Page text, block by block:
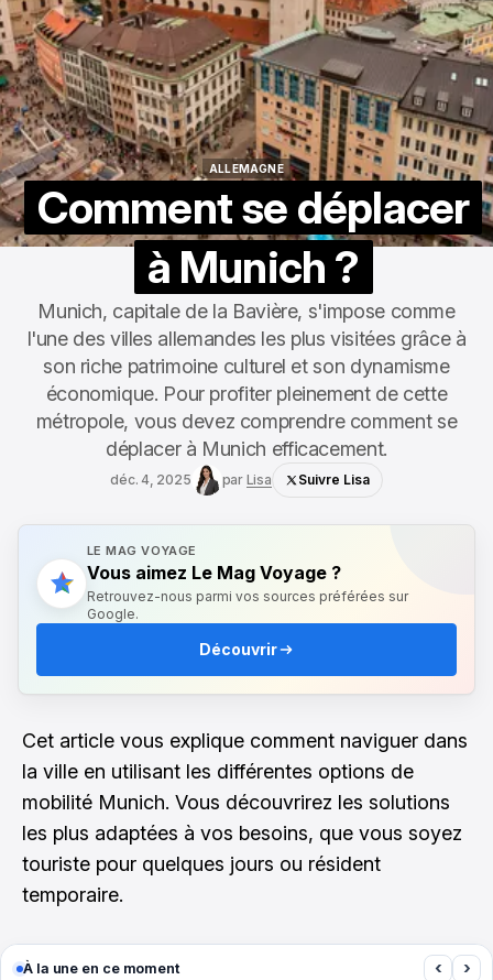
ALLEMAGNE
Comment se déplacer
à Munich ?
Munich, capitale de la Bavière, s'impose comme
l'une des villes allemandes les plus visitées grâce à
son riche patrimoine culturel et son dynamisme
économique. Pour profiter pleinement de cette
métropole, vous devez comprendre comment se
déplacer à Munich efficacement.
déc. 4, 2025 par Lisa Suivre Lisa
LE MAG VOYAGE
Vous aimez Le Mag Voyage ?
Retrouvez-nous parmi vos sources préférées sur
Google.
Découvrir
Cet article vous explique comment naviguer dans
la ville en utilisant les différentes options de
mobilité Munich. Vous découvrirez les solutions
les plus adaptées à vos besoins, que vous soyez
touriste pour quelques jours ou résident
temporaire.
À la une en ce moment ‹ ›